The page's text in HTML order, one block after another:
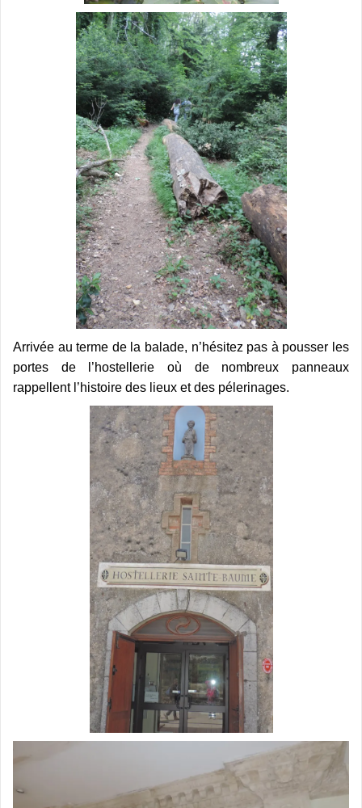
Arrivée au terme de la balade, n’hésitez pas à pousser les
portes de l’hostellerie où de nombreux panneaux
rappellent l’histoire des lieux et des pélerinages.